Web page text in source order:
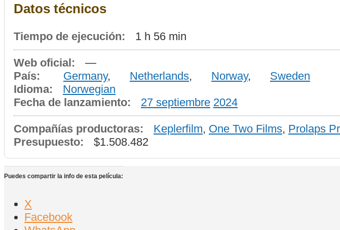
Datos técnicos
Tiempo de ejecución: 1 h 56 min
Web oficial:
—
País:
Germany, Netherlands, Norway,
Sweden
Idioma:
Norwegian
Fecha de lanzamiento:
27 septiembre 2024
Compañías productoras: Keplerfilm, One Two Films, Prolaps
Presupuesto:
$1.508.482
Puedes compartir la info de esta película:
X
Facebook